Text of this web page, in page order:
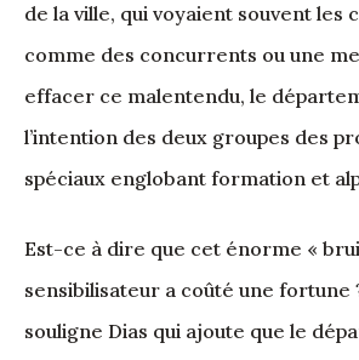
de la ville, qui voyaient souvent les
comme des concurrents ou une
effacer ce malentendu, le
l’intention des deux groupes des
spéciaux englobant formation et
Est-ce à dire que cet énorme «
sensibilisateur a coûté une fortune
souligne Dias qui ajoute que le